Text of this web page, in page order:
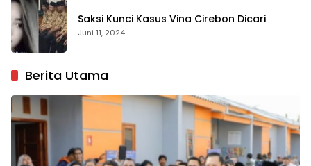
Saksi Kunci Kasus Vina Cirebon Dicari
Juni 11, 2024
Berita Utama